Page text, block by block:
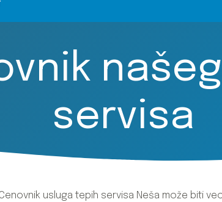
servisa
usluga tepih servisa Neša može biti